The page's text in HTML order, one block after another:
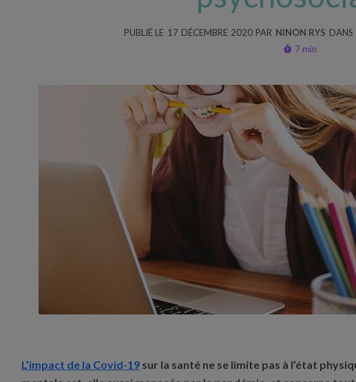
PUBLIÉ LE 17 DÉCEMBRE 2020 PAR NINON RYS DANS
 7 min
L’impact de la Covid-19sur la santé ne se limite pas à l’état